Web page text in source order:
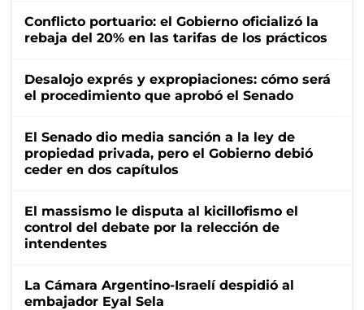
Conflicto portuario: el Gobierno oficializó la
rebaja del 20% en las tarifas de los prácticos
Desalojo exprés y expropiaciones: cómo será
el procedimiento que aprobó el Senado
El Senado dio media sanción a la ley de
propiedad privada, pero el Gobierno debió
ceder en dos capítulos
El massismo le disputa al kicillofismo el
control del debate por la relección de
intendentes
La Cámara Argentino-Israelí despidió al
embajador Eyal Sela